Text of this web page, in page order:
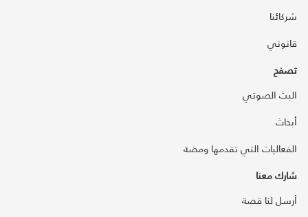
شركائنا
قانوني
تصفح
البث الصوتي
أبحاث
الفعاليات التي تقدمها ومضة
شارك معنا
أرسل لنا قصة